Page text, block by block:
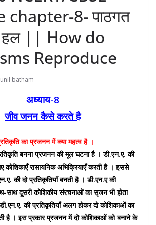
chapter-8- पाठगत
हल || How do
Reproduce
batham
अध्याय-8
जीव जनन कैसे करते है
का प्रजनन में क्या महत्व है ।
बनना प्रजनन की मूल घटना है । डी.एन.ए. की
कोशिकाएँ रासायनिक अभिक्रियाएँ करती है । इससे
की दो प्रतिकृतियाँ बनती है । डी.एन.ए की
साथ दूसरी कोशिकीय संरचनाओं का सृजन भी होता
की प्रतिकृतियाँ अलग होकर दो कोशिकाओं का
है । इस प्रकार प्रजनन में दो कोशिकाओं को बनाने के